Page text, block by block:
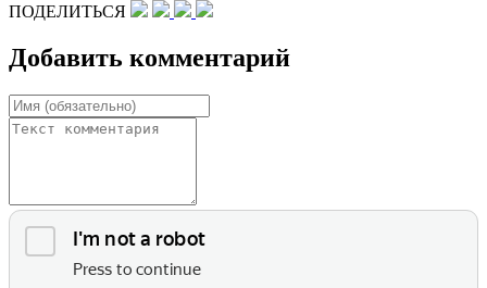
ПОДЕЛИТЬСЯ
Добавить комментарий